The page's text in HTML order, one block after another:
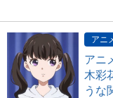
アニ
アニ
木彩
うな